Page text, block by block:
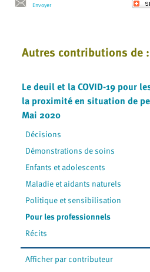
Envoyer
Autres contributions de :
Le deuil et la COVID-19 pour
la proximité en situation de
Mai 2020
Décisions
Démonstrations de soins
Enfants et adolescents
Maladie et aidants naturels
Politique et sensibilisation
Pour les professionnels
Récits
Afficher par contributeur